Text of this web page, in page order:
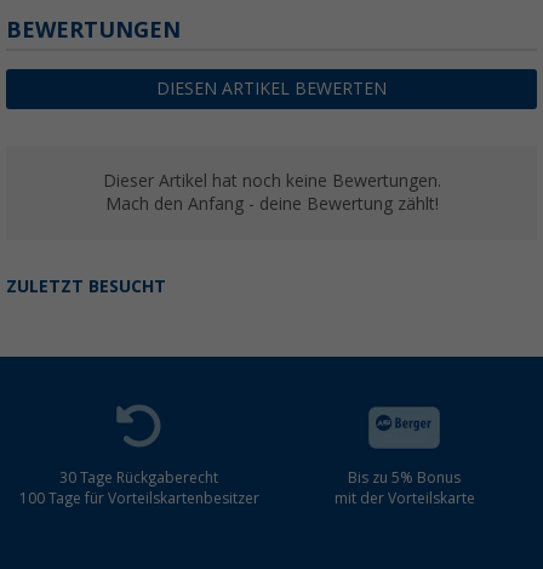
BEWERTUNGEN
DIESEN ARTIKEL BEWERTEN
Dieser Artikel hat noch keine Bewertungen.
Mach den Anfang - deine Bewertung zählt!
ZULETZT BESUCHT
30 Tage Rückgaberecht
100 Tage für Vorteilskartenbesitzer
Bis zu 5% Bonus
mit der Vorteilskarte